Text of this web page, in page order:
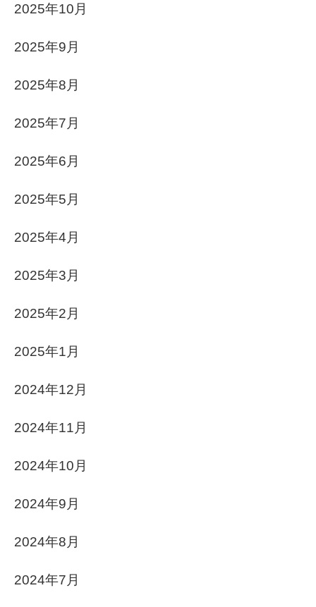
2025年10月
2025年9月
2025年8月
2025年7月
2025年6月
2025年5月
2025年4月
2025年3月
2025年2月
2025年1月
2024年12月
2024年11月
2024年10月
2024年9月
2024年8月
2024年7月